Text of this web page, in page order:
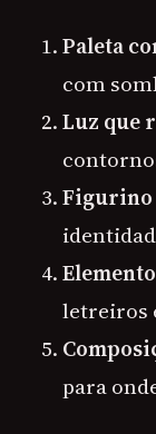
Paleta
com
Luz que
Figurino
letreiros
para